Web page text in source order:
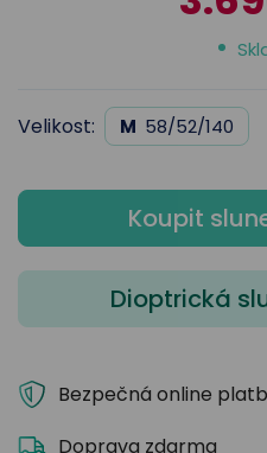
Velikost: M 58/52/140
Koupit
Dioptrická
Bezpečná online
Doprava zdarma